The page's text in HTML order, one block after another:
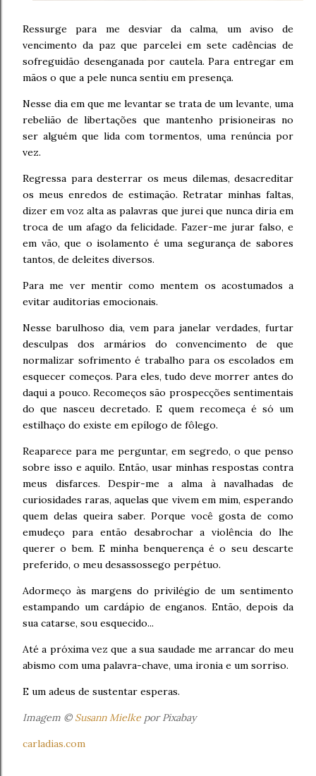
Ressurge para me desviar da calma, um aviso de
vencimento da paz que parcelei em sete cadências de
sofreguidão desenganada por cautela. Para entregar em
mãos o que a pele nunca sentiu em presença.
Nesse dia em que me levantar se trata de um levante, uma
rebelião de libertações que mantenho prisioneiras no
ser alguém que lida com tormentos, uma renúncia por
vez.
Regressa para desterrar os meus dilemas, desacreditar
os meus enredos de estimação. Retratar minhas faltas,
dizer em voz alta as palavras que jurei que nunca diria em
troca de um afago da felicidade. Fazer-me jurar falso, e
em vão, que o isolamento é uma segurança de sabores
tantos, de deleites diversos.
Para me ver mentir como mentem os acostumados a
evitar auditorias emocionais.
Nesse barulhoso dia, vem para janelar verdades, furtar
desculpas dos armários do convencimento de que
normalizar sofrimento é trabalho para os escolados em
esquecer começos. Para eles, tudo deve morrer antes do
daqui a pouco. Recomeços são prospecções sentimentais
do que nasceu decretado. E quem recomeça é só um
estilhaço do existe em epílogo de fôlego.
Reaparece para me perguntar, em segredo, o que penso
sobre isso e aquilo. Então, usar minhas respostas contra
meus disfarces. Despir-me a alma à navalhadas de
curiosidades raras, aquelas que vivem em mim, esperando
quem delas queira saber. Porque você gosta de como
emudeço para então desabrochar a violência do lhe
querer o bem. E minha benquerença é o seu descarte
preferido, o meu desassossego perpétuo.
Adormeço às margens do privilégio de um sentimento
estampando um cardápio de enganos. Então, depois da
sua catarse, sou esquecido...
Até a próxima vez que a sua saudade me arrancar do meu
abismo com uma palavra-chave, uma ironia e um sorriso.
E um adeus de sustentar esperas.
Imagem © Susann Mielke por Pixabay
carladias.com